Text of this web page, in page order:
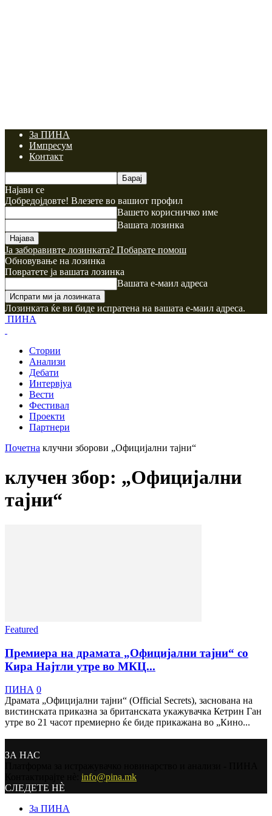
За ПИНА
Импресум
Контакт
Најави се
Добредојдовте! Влезете во вашиот профил
Вашето корисничко име
Вашата лозинка
Ја заборавивте лозинката? Побарате помош
Обновување на лозинка
Повратете ја вашата лозинка
Вашата е-маил адреса
Лозинката ќе ви биде испратена на вашата е-маил адреса.
ПИНА
Стории
Анализи
Дебати
Интервјуа
Вести
Фестивал
Проекти
Партнери
Почетна клучни зборови „Официјални тајни“
клучен збор: „Официјални
тајни“
Featured
Премиера на драмата „Официјални тајни“ со
Кира Најтли утре во МКЦ...
ПИНА 0
Драмата „Официјални тајни“ (Оfficial Secrets), заснована на
вистинската приказна за британската укажувачка Кетрин Ган
утре во 21 часот премиерно ќе биде прикажана во „Кино...
ЗА НАС
info@pina.mk
СЛЕДЕТЕ НЀ
За ПИНА